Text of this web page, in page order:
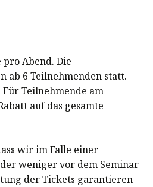
Abend. Die
ab 6 Teilnehmenden statt.
Teilnehmende am
auf das gesamte
wir im Falle einer
weniger vor dem Seminar
der Tickets garantieren